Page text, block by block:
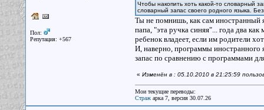
Пол:
Репутация: +567
Чтобы накопить хоть какой-то словарный
словарный запас своего родного языка.
Ты не помнишь, как сам иностранный
папа, "эта ручка синяя"... года два
ребенок владеет, если им родители
И, наверно, программы
запас по сравнению с программами
« Изменён в : 05.10.2010 в 21:25:59
Мои текущие переводы:
Стражарка 7, версия 30.07.26